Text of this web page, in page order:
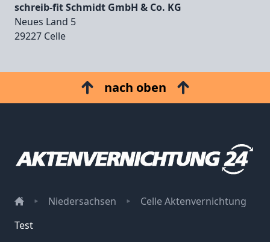
schreib-fit Schmidt GmbH & Co. KG
Neues Land 5
29227 Celle
nach oben
Niedersachsen
Celle Aktenvernichtung
Test